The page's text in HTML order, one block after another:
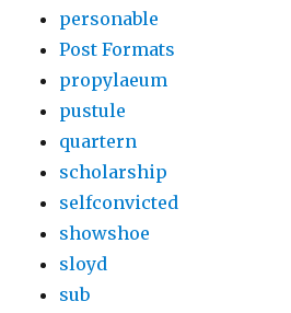
personable
Post Formats
propylaeum
pustule
quartern
scholarship
selfconvicted
showshoe
sloyd
sub